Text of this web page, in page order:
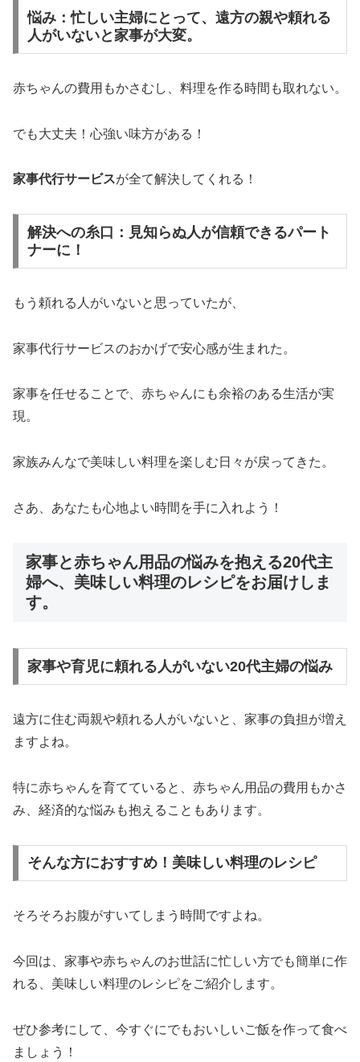
悩み：忙しい主婦にとって、遠方の親や頼れる
人がいないと家事が大変。
赤ちゃんの費用もかさむし、料理を作る時間も取れない。
でも大丈夫！心強い味方がある！
家事代行サービスが全て解決してくれる！
解決への糸口：見知らぬ人が信頼できるパート
ナーに！
もう頼れる人がいないと思っていたが、
家事代行サービスのおかげで安心感が生まれた。
家事を任せることで、赤ちゃんにも余裕のある生活が実
現。
家族みんなで美味しい料理を楽しむ日々が戻ってきた。
さあ、あなたも心地よい時間を手に入れよう！
家事と赤ちゃん用品の悩みを抱える20代主
婦へ、美味しい料理のレシピをお届けしま
す。
家事や育児に頼れる人がいない20代主婦の悩み
遠方に住む両親や頼れる人がいないと、家事の負担が増え
ますよね。
特に赤ちゃんを育てていると、赤ちゃん用品の費用もかさ
み、経済的な悩みも抱えることもあります。
そんな方におすすめ！美味しい料理のレシピ
そろそろお腹がすいてしまう時間ですよね。
今回は、家事や赤ちゃんのお世話に忙しい方でも簡単に作
れる、美味しい料理のレシピをご紹介します。
ぜひ参考にして、今すぐにでもおいしいご飯を作って食べ
ましょう！